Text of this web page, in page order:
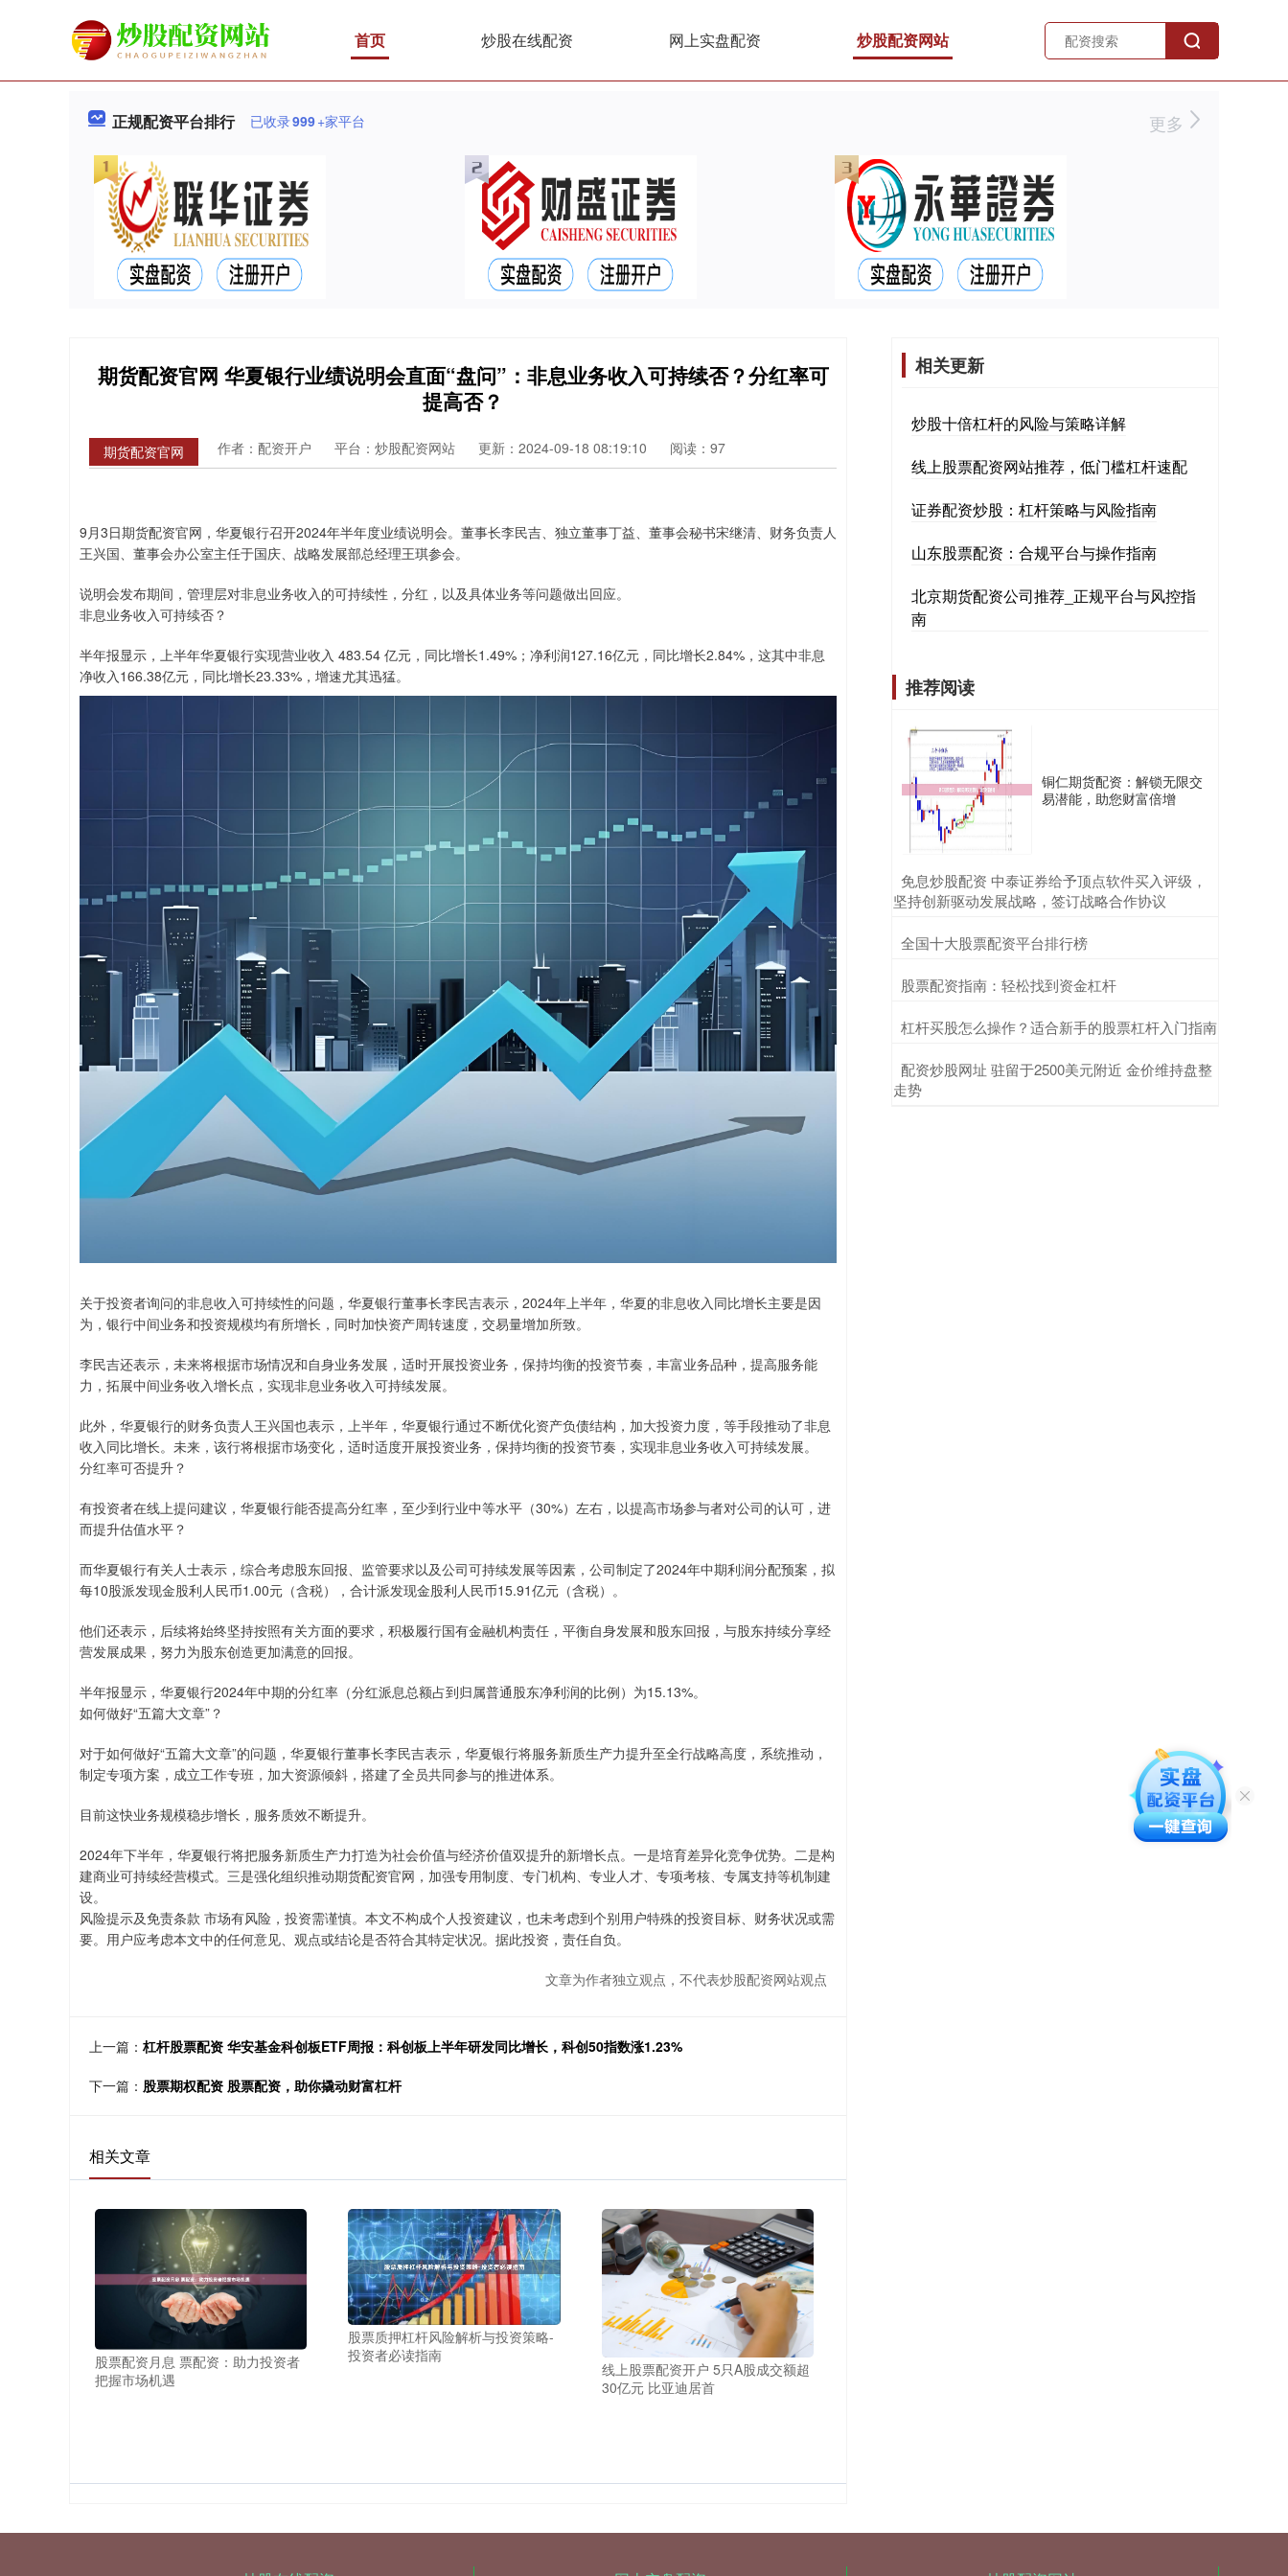
首页 炒股在线配资 网上实盘配资 炒股配资网站
正规配资平台排行 已收录999+家平台 更多
期货配资官网 华夏银行业绩说明会直面“盘问”：非息业务收入可持续否？分红率可
提高否？
期货配资官网 作者：配资开户 平台：炒股配资网站 更新：2024-09-18 08:19:10 阅读：97
9月3日期货配资官网，华夏银行召开2024年半年度业绩说明会。董事长李民吉、独立董事丁益、董事会秘书宋继清、财务负责人
王兴国、董事会办公室主任于国庆、战略发展部总经理王琪参会。
说明会发布期间，管理层对非息业务收入的可持续性，分红，以及具体业务等问题做出回应。
非息业务收入可持续否？
半年报显示，上半年华夏银行实现营业收入 483.54 亿元，同比增长1.49%；净利润127.16亿元，同比增长2.84%，这其中非息
净收入166.38亿元，同比增长23.33%，增速尤其迅猛。
关于投资者询问的非息收入可持续性的问题，华夏银行董事长李民吉表示，2024年上半年，华夏的非息收入同比增长主要是因
为，银行中间业务和投资规模均有所增长，同时加快资产周转速度，交易量增加所致。
李民吉还表示，未来将根据市场情况和自身业务发展，适时开展投资业务，保持均衡的投资节奏，丰富业务品种，提高服务能
力，拓展中间业务收入增长点，实现非息业务收入可持续发展。
此外，华夏银行的财务负责人王兴国也表示，上半年，华夏银行通过不断优化资产负债结构，加大投资力度，等手段推动了非息
收入同比增长。未来，该行将根据市场变化，适时适度开展投资业务，保持均衡的投资节奏，实现非息业务收入可持续发展。
分红率可否提升？
有投资者在线上提问建议，华夏银行能否提高分红率，至少到行业中等水平（30%）左右，以提高市场参与者对公司的认可，进
而提升估值水平？
而华夏银行有关人士表示，综合考虑股东回报、监管要求以及公司可持续发展等因素，公司制定了2024年中期利润分配预案，拟
每10股派发现金股利人民币1.00元（含税），合计派发现金股利人民币15.91亿元（含税）。
他们还表示，后续将始终坚持按照有关方面的要求，积极履行国有金融机构责任，平衡自身发展和股东回报，与股东持续分享经
营发展成果，努力为股东创造更加满意的回报。
半年报显示，华夏银行2024年中期的分红率（分红派息总额占到归属普通股东净利润的比例）为15.13%。
如何做好“五篇大文章”？
对于如何做好“五篇大文章”的问题，华夏银行董事长李民吉表示，华夏银行将服务新质生产力提升至全行战略高度，系统推动，
制定专项方案，成立工作专班，加大资源倾斜，搭建了全员共同参与的推进体系。
目前这快业务规模稳步增长，服务质效不断提升。
2024年下半年，华夏银行将把服务新质生产力打造为社会价值与经济价值双提升的新增长点。一是培育差异化竞争优势。二是构
建商业可持续经营模式。三是强化组织推动期货配资官网，加强专用制度、专门机构、专业人才、专项考核、专属支持等机制建
设。
风险提示及免责条款 市场有风险，投资需谨慎。本文不构成个人投资建议，也未考虑到个别用户特殊的投资目标、财务状况或需
要。用户应考虑本文中的任何意见、观点或结论是否符合其特定状况。据此投资，责任自负。
文章为作者独立观点，不代表炒股配资网站观点
上一篇： 杠杆股票配资 华安基金科创板ETF周报：科创板上半年研发同比增长，科创50指数涨1.23%
下一篇： 股票期权配资 股票配资，助你撬动财富杠杆
相关文章
股票配资月息 票配资：助力投资者
把握市场机遇
股票质押杠杆风险解析与投资策略-
投资者必读指南
线上股票配资开户 5只A股成交额超
30亿元 比亚迪居首
相关更新
炒股十倍杠杆的风险与策略详解
线上股票配资网站推荐，低门槛杠杆速配
证券配资炒股：杠杆策略与风险指南
山东股票配资：合规平台与操作指南
北京期货配资公司推荐_正规平台与风控指
南
推荐阅读
铜仁期货配资：解锁无限交
易潜能，助您财富倍增
​免息炒股配资 中泰证券给予顶点软件买入评级，
坚持创新驱动发展战略，签订战略合作协议
​全国十大股票配资平台排行榜
​股票配资指南：轻松找到资金杠杆
​杠杆买股怎么操作？适合新手的股票杠杆入门指南
​配资炒股网址 驻留于2500美元附近 金价维持盘整
走势